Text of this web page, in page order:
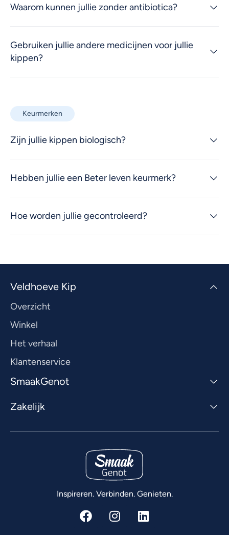
Waarom kunnen jullie zonder antibiotica?
Gebruiken jullie andere medicijnen voor jullie
kippen?
Keurmerken
Zijn jullie kippen biologisch?
Hebben jullie een Beter leven keurmerk?
Hoe worden jullie gecontroleerd?
Veldhoeve Kip
Overzicht
Winkel
Het verhaal
Klantenservice
SmaakGenot
Zakelijk
Inspireren. Verbinden. Genieten.